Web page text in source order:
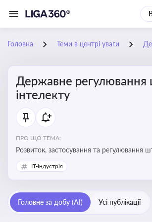
Головна Теми в центрі уваги
Державне регулювання
інтелекту
ПРО ЩО ТЕМА:
Розвиток, застосування та регулювання
інтелекту в різних сферах — від
до державного сектора
IT-індустрія
Головне за добу (AI) Усі публікації